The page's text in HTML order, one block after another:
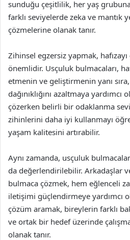
sunduğu çeşitlilik, her yaş
farklı seviyelerde zeka ve mantık
çözmelerine olanak tanır.
Zihinsel egzersiz yapmak,
önemlidir. Usçuluk bulmacaları,
etmenin ve geliştirmenin yanı
dağınıklığını azaltmaya
çözerken belirli bir odaklanma
zihinlerini daha iyi kullanmayı
yaşam kalitesini artırabilir.
Aynı zamanda, usçuluk
da değerlendirilebilir. Arkadaşlar
bulmaca çözmek, hem eğlenceli
iletişimi güçlendirmeye yardımcı
çözüm aramak, bireylerin farklı
ve ortak bir hedef üzerinde
olanak tanır.